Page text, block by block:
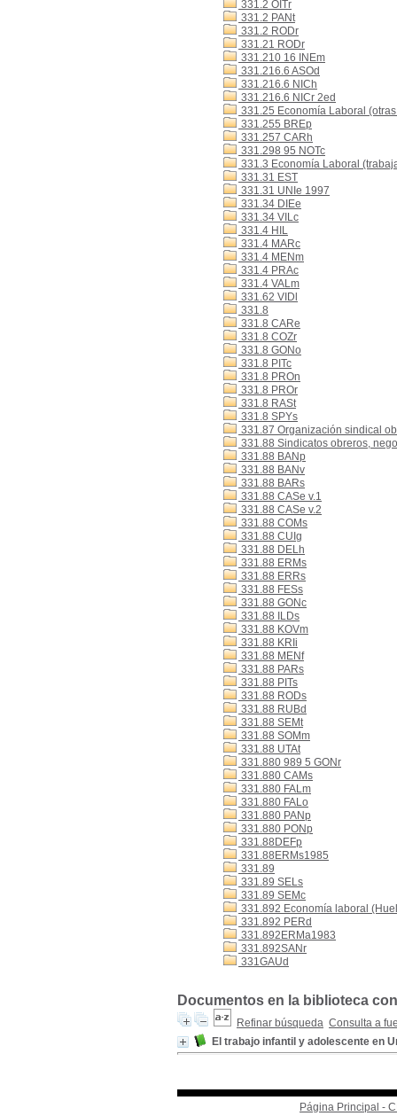
331.2 OITr
331.2 PANt
331.2 RODr
331.21 RODr
331.210 16 INEm
331.216.6 ASOd
331.216.6 NICh
331.216.6 NICr 2ed
331.25 Economía Laboral
331.255 BREp
331.257 CARh
331.298 95 NOTc
331.3 Economía Laboral
331.31 EST
331.31 UNIe 1997
331.34 DIEe
331.34 VILc
331.4 HIL
331.4 MARc
331.4 MENm
331.4 PRAc
331.4 VALm
331.62 VIDl
331.8
331.8 CARe
331.8 COZr
331.8 GONo
331.8 PITc
331.8 PROn
331.8 PROr
331.8 RASt
331.8 SPYs
331.87 Organización sindical
331.88 Sindicatos obreros,
331.88 BANp
331.88 BANv
331.88 BARs
331.88 CASe v.1
331.88 CASe v.2
331.88 COMs
331.88 CUIg
331.88 DELh
331.88 ERMs
331.88 ERRs
331.88 FESs
331.88 GONc
331.88 ILDs
331.88 KOVm
331.88 KRIi
331.88 MENf
331.88 PARs
331.88 PITs
331.88 RODs
331.88 RUBd
331.88 SEMt
331.88 SOMm
331.88 UTAt
331.880 989 5 GONr
331.880 CAMs
331.880 FALm
331.880 FALo
331.880 PANp
331.880 PONp
331.88DEFp
331.88ERMs1985
331.89
331.89 SELs
331.89 SEMc
331.892 Economía laboral
331.892 PERd
331.892ERMa1983
331.892SANr
331GAUd
Documentos en la biblioteca
Refinar búsqueda Consulta a
El trabajo infantil y adolescente en
Página Principal -